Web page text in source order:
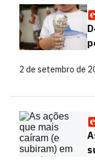
2 de setembro de